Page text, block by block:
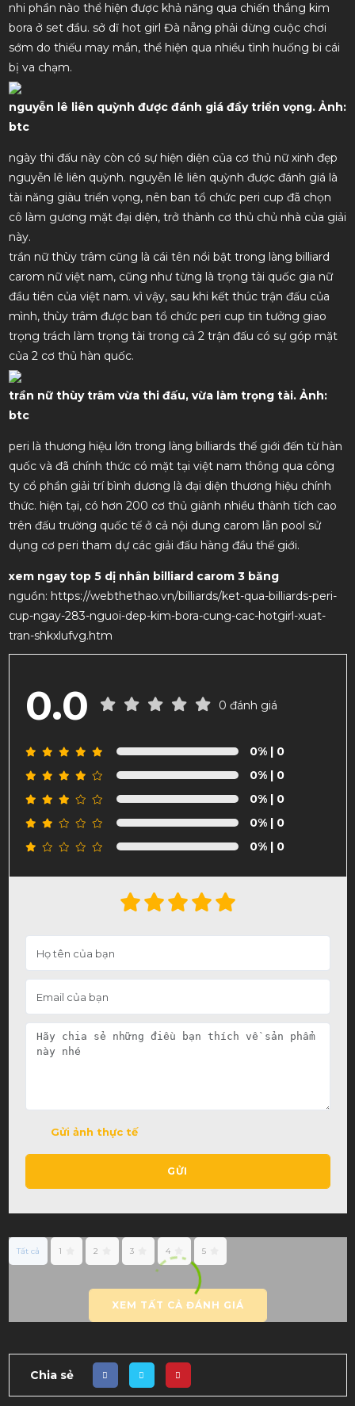
nhi phần nào thể hiện được khả năng qua chiến thắng kim
bora ở set đầu. sở dĩ hot girl Đà nẵng phải dừng cuộc chơi
sớm do thiếu may mắn, thể hiện qua nhiều tình huống bi cái
bị va chạm.
nguyễn lê liên quỳnh được đánh giá đầy triển vọng. Ảnh:
btc
ngày thi đấu này còn có sự hiện diện của cơ thủ nữ xinh đẹp
nguyễn lê liên quỳnh. nguyễn lê liên quỳnh được đánh giá là
tài năng giàu triển vọng, nên ban tổ chức peri cup đã chọn
cô làm gương mặt đại diện, trở thành cơ thủ chủ nhà của giải
này.
trần nữ thùy trâm cũng là cái tên nổi bật trong làng billiard
carom nữ việt nam, cũng như từng là trọng tài quốc gia nữ
đầu tiên của việt nam. vì vậy, sau khi kết thúc trận đấu của
mình, thùy trâm được ban tổ chức peri cup tin tưởng giao
trọng trách làm trọng tài trong cả 2 trận đấu có sự góp mặt
của 2 cơ thủ hàn quốc.
trần nữ thùy trâm vừa thi đấu, vừa làm trọng tài. Ảnh:
btc
peri là thương hiệu lớn trong làng billiards thế giới đến từ hàn
quốc và đã chính thức có mặt tại việt nam thông qua công
ty cổ phần giải trí bình dương là đại diện thương hiệu chính
thức. hiện tại, có hơn 200 cơ thủ giành nhiều thành tích cao
trên đấu trường quốc tế ở cả nội dung carom lẫn pool sử
dụng cơ peri tham dự các giải đấu hàng đầu thế giới.
xem ngay top 5 dị nhân billiard carom 3 băng
nguồn: https://webthethao.vn/billiards/ket-qua-billiards-peri-
cup-ngay-283-nguoi-dep-kim-bora-cung-cac-hotgirl-xuat-
tran-shkxlufvg.htm
0.0 0 đánh giá
0%| 0
0%| 0
0%| 0
0%| 0
0%| 0
Gửi ảnh thực tế
GỬI
Tất cả 1 2 3 4 5
XEM TẤT CẢ ĐÁNH GIÁ
Chia sẻ